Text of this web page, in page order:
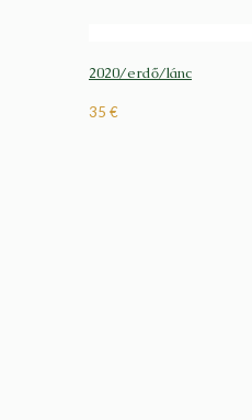
2020/erdő/lánc
35 €